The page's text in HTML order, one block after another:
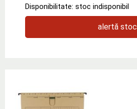
Disponibilitate: stoc indisponibil
alertă stoc